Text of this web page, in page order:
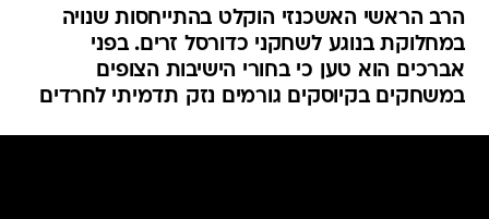
הרב הראשי האשכנזי הוקלט בהתייחסות שנויה
במחלוקת בנוגע לשחקני כדורסל זרים. בפני
אברכים הוא טען כי בחורי הישיבות הצופים
במשחקים בקיוסקים גורמים נזק תדמיתי לחרדים